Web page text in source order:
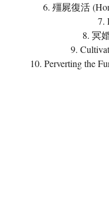
6. 殭屍復活
7.
8. 冥
9.
10. Perverting the